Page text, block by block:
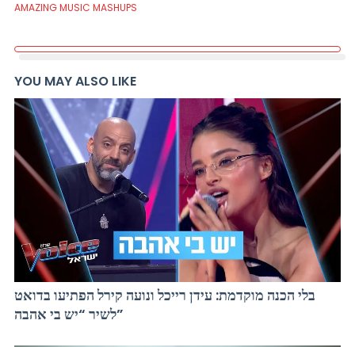
AMAZING MUSIC MASHUPS
YOU MAY ALSO LIKE
בלי הכנה מוקדמת: עידן רייכל ונועה קירל הפתיעו בדואט
לשיר “יש בי אהבה”